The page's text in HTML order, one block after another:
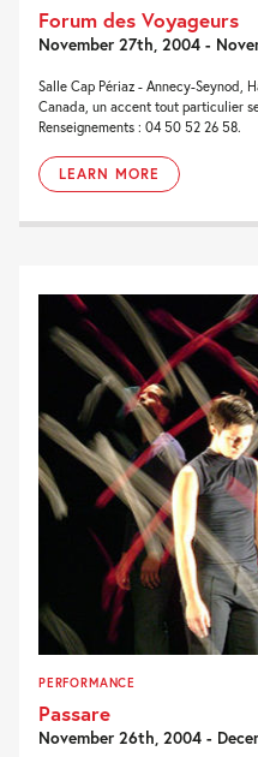
Forum des Voyageurs
November 27th, 2004 -
Salle Cap Périaz - Annecy-Seynod,
Canada, un accent tout particulier
Renseignements : 04 50 52 26 58.
LEARN MORE
PERFORMANCE
Passare
November 26th, 2004 -